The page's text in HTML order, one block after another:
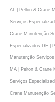
AL | Pelton & Crane
Serviços
Crane Manutenção
Especializados DF |
Manutenção
MA | Pelton & Crane
Serviços
Crane Manutenção